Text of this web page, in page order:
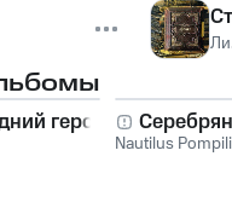
герой
Nautilus